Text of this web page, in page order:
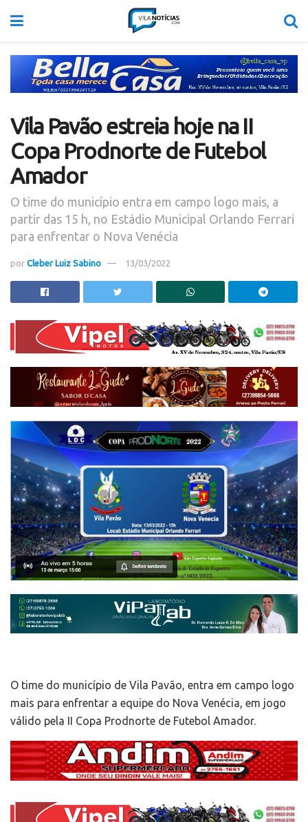
Vila Pavão estreia hoje na II
Copa Prodnorte de Futebol
Amador
O time do município entra em campo logo mais, a
partir das 15 h, no Estádio Municipal Orlando Ferrari
para enfrentar o Nova Venécia
por Cleber Luiz Sabino 13/03/2022
O time do município de Vila Pavão, entra em campo logo
mais para enfrentar a equipe do Nova Venécia, em jogo
válido pela II Copa Prodnorte de Futebol Amador.